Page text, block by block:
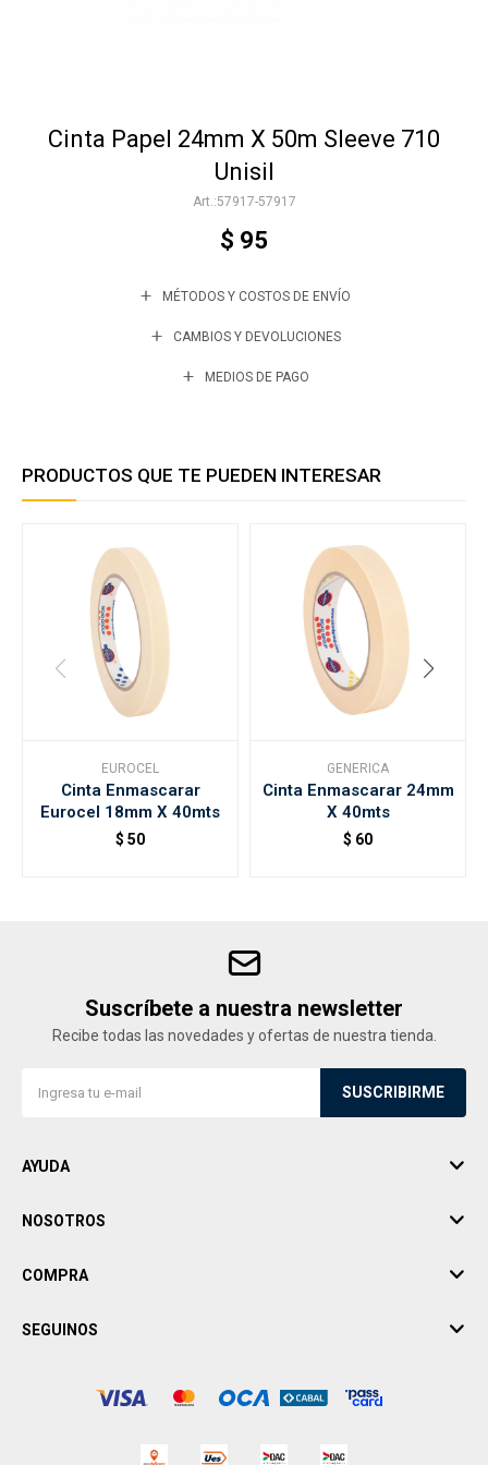
Cinta Papel 24mm X 50m Sleeve 710
Unisil
57917-57917
$ 95
MÉTODOS Y COSTOS DE ENVÍO
CAMBIOS Y DEVOLUCIONES
MEDIOS DE PAGO
PRODUCTOS QUE TE PUEDEN INTERESAR
EUROCEL
Cinta Enmascarar
Eurocel 18mm X 40mts
$ 50
GENERICA
Cinta Enmascarar 24mm
X 40mts
$ 60
Suscríbete a nuestra newsletter
Recibe todas las novedades y ofertas de nuestra tienda.
SUSCRIBIRME
AYUDA
NOSOTROS
COMPRA
SEGUINOS
Varios